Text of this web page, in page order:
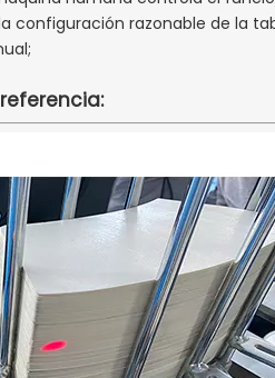
configuración razonable de la